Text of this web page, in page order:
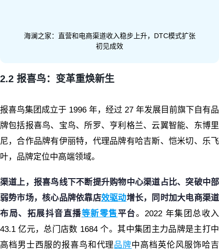
海澜之家：直营和电商渠道收入稳步上升，DTC模式扩张
初见成效
2.2 报喜鸟：变革重焕新生
报喜鸟集团成立于 1996 年，经过 27 年发展目前旗下自有品
牌包括报喜鸟、宝鸟、所罗、亨利格兰、云翼智能、东博里
尼，合作品牌有伊丽特，代理品牌有哈吉斯、恺米切、乐飞
叶，品牌定位中高端领域。
渠道上，报喜鸟线下不断提升购物中心渠道占比、突破中部
弱势市场，核心品牌依靠店效驱动增长，同时加大电商渠道
布局、拓展抖音直播等新零售平台。2022 年集团总收入
43.1 亿元，总门店数 1684 个。其中集团主力品牌是主打中
高档男士西服的报喜鸟和代理品牌中高档英伦风服饰哈吉